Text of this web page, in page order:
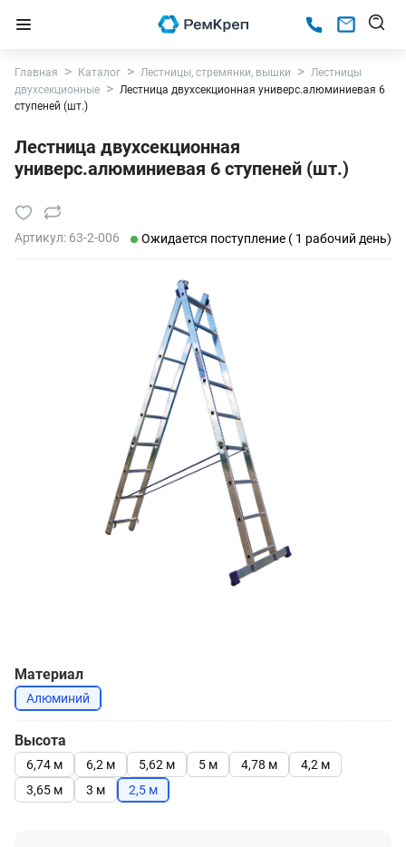
Главная Каталог Лестницы, стремянки, вышки
Лестницы
двухсекционные
Лестница двухсекционная универс.алюминиевая 6
ступеней (шт.)
Лестница двухсекционная
универс.алюминиевая 6 ступеней (шт.)
Артикул: 63-2-006 Ожидается поступление ( 1 рабочий день)
Материал
Алюминий
Высота
6,74 м 6,2 м 5,62 м 5 м 4,78 м
4,2 м
3,65 м
3 м 2,5 м